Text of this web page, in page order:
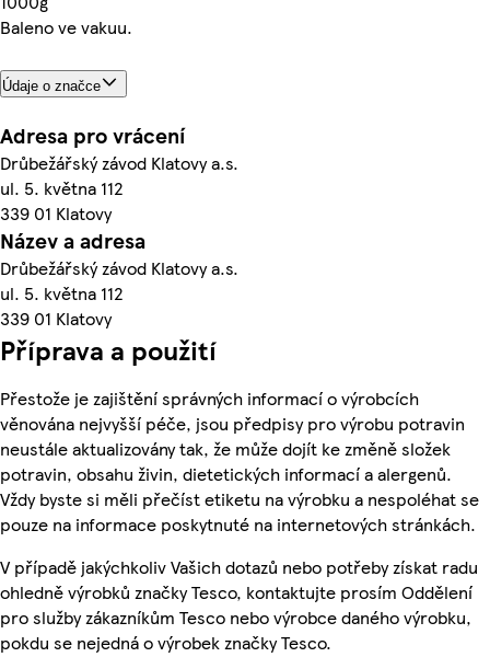
Baleno ve vakuu.
Údaje o značce
Adresa pro vrácení
Drůbežářský závod Klatovy a.s.
ul. 5. května 112
339 01 Klatovy
Název a adresa
Drůbežářský závod Klatovy a.s.
ul. 5. května 112
339 01 Klatovy
Příprava a použití
Přestože je zajištění správných informací o výrobcích
věnována nejvyšší péče, jsou předpisy pro výrobu potravin
neustále aktualizovány tak, že může dojít ke změně složek
potravin, obsahu živin, dietetických informací a alergenů.
Vždy byste si měli přečíst etiketu na výrobku a nespoléhat se
pouze na informace poskytnuté na internetových stránkách.
V případě jakýchkoliv Vašich dotazů nebo potřeby získat radu
ohledně výrobků značky Tesco, kontaktujte prosím Oddělení
pro služby zákazníkům Tesco nebo výrobce daného výrobku,
pokdu se nejedná o výrobek značky Tesco.